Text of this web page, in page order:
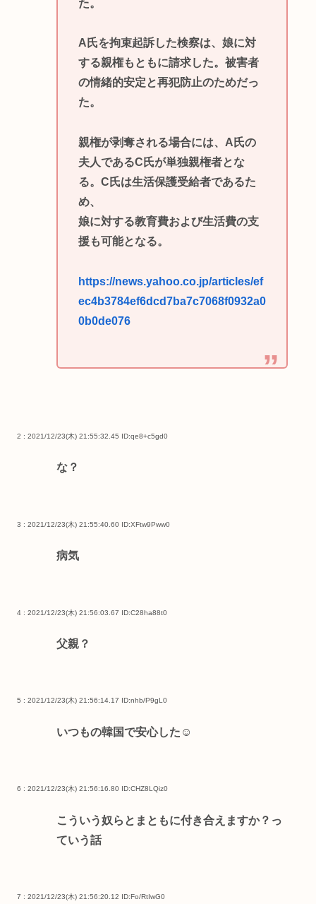
た。
A氏を拘束起訴した検察は、娘に対
する親権もともに請求した。被害者
の情緒的安定と再犯防止のためだっ
た。
親権が剥奪される場合には、A氏の
夫人であるC氏が単独親権者とな
る。C氏は生活保護受給者であるた
め、
娘に対する教育費および生活費の支
援も可能となる。
https://news.yahoo.co.jp/articles/ef
ec4b3784ef6dcd7ba7c7068f0932a0
0b0de076
2 : 2021/12/23(木) 21:55:32.45 ID:qe8+c5gd0
な？
3 : 2021/12/23(木) 21:55:40.60 ID:XFtw9Pww0
病気
4 : 2021/12/23(木) 21:56:03.67 ID:C28ha88t0
父親？
5 : 2021/12/23(木) 21:56:14.17 ID:nhb/P9gL0
いつもの韓国で安心した☺
6 : 2021/12/23(木) 21:56:16.80 ID:CHZ8LQiz0
こういう奴らとまともに付き合えますか？っ
ていう話
7 : 2021/12/23(木) 21:56:20.12 ID:Fo/RtIwG0